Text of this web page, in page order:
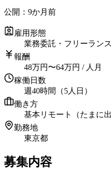
公開： 9か月前
雇用形態
業務委託・フリーランス
報酬
48万円 〜64万円 / 人月
稼働日数
週40時間（5人日）
働き方
基本リモート（たまに出
勤務地
東京都
募集内容